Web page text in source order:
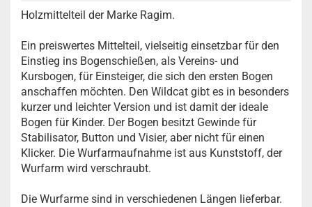
Holzmittelteil der Marke Ragim.
Ein preiswertes Mittelteil, vielseitig einsetzbar für den
Einstieg ins Bogenschießen, als Vereins- und
Kursbogen, für Einsteiger, die sich den ersten Bogen
anschaffen möchten. Den Wildcat gibt es in besonders
kurzer und leichter Version und ist damit der ideale
Bogen für Kinder. Der Bogen besitzt Gewinde für
Stabilisator, Button und Visier, aber nicht für einen
Klicker. Die Wurfarmaufnahme ist aus Kunststoff, der
Wurfarm wird verschraubt.
Die Wurfarme sind in verschiedenen Längen lieferbar.